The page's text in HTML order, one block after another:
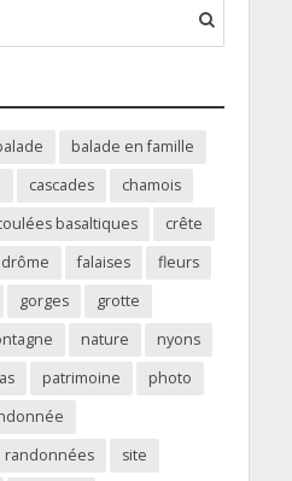
balade en famille
cascades
chamois
basaltiques
crête
drôme falaises
fleurs
gorges
grotte
nature
nyons
patrimoine
photo
randonnées
site